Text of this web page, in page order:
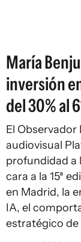
María
inversión
del 30% al
El Observador
audiovisual
profundidad a
cara a la 15ª
en Madrid, la
IA, el
estratégico